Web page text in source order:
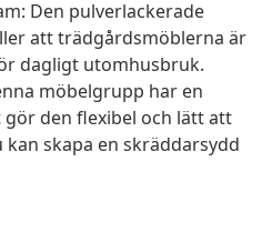
Den pulverlackerade
att trädgårdsmöblerna är
dagligt utomhusbruk.
möbelgrupp har en
den flexibel och lätt att
skapa en skräddarsydd